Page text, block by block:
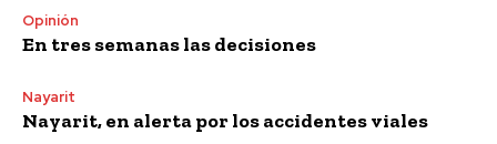
Opinión
En tres semanas las decisiones
Nayarit
Nayarit, en alerta por los accidentes viales